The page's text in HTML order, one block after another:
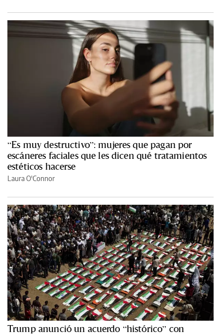
“Es muy destructivo”: mujeres que pagan por
escáneres faciales que les dicen qué tratamientos
estéticos hacerse
Laura O'Connor
Trump anunció un acuerdo “histórico” con